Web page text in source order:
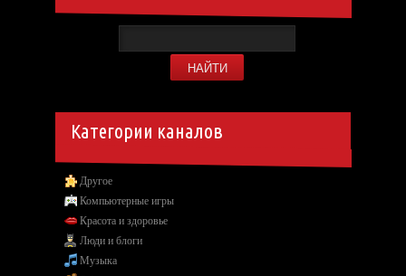
Категории каналов
Другое
Компьютерные игры
Красота и здоровье
Люди и блоги
Музыка